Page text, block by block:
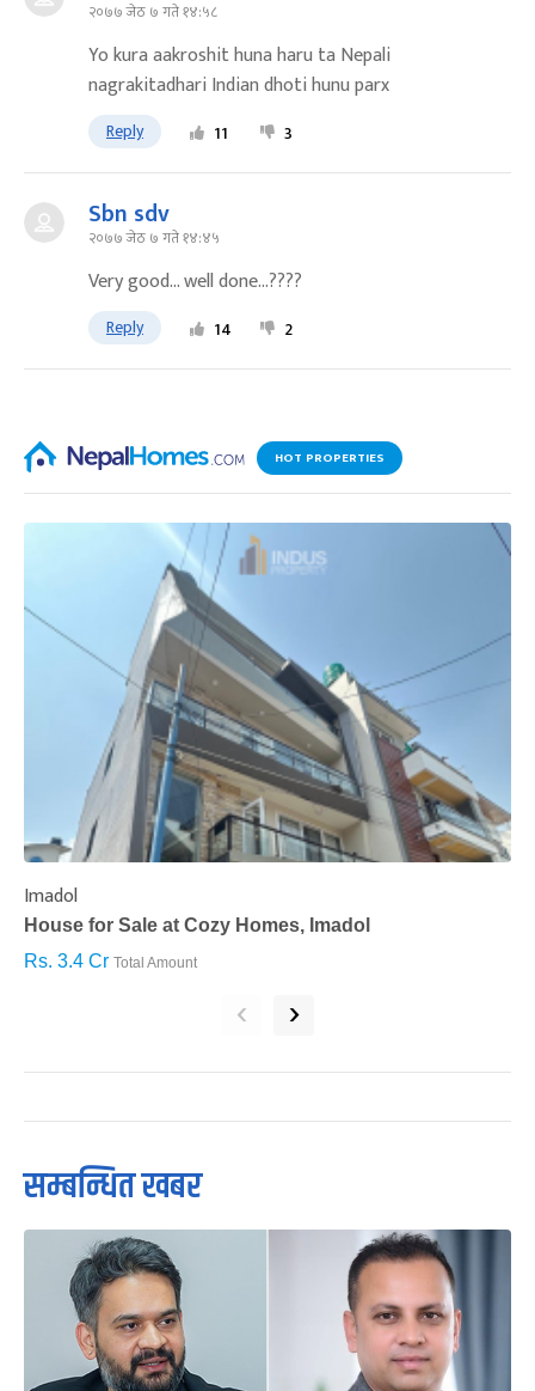
२०७७ जेठ ७ गते १४:५८
Yo kura aakroshit huna haru ta Nepali
nagrakitadhari Indian dhoti hunu parx
Reply 11 3
Sbn sdv
२०७७ जेठ ७ गते १४:४५
Very good... well done...????
Reply 14 2
HOT PROPERTIES
Imadol
House for Sale at Cozy Homes, Imadol
Rs. 3.4 Cr Total Amount
‹ ›
सम्बन्धित खबर